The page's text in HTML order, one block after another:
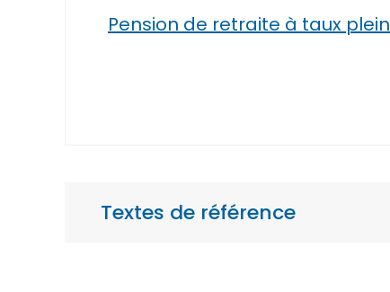
Pension de retraite à taux plein
Textes de référence